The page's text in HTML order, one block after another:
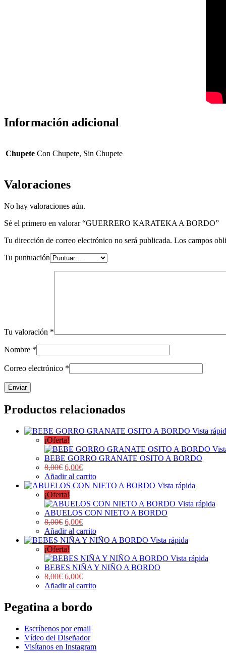
Información adicional
Chupete Con Chupete, Sin Chupete
Valoraciones
No hay valoraciones aún.
Sé el primero en valorar “GUERRERO KARATEKA A BORDO”
Tu dirección de correo electrónico no será publicada. Los campos
Tu puntuación
Tu valoración *
Nombre *
Correo electrónico *
Productos relacionados
Vista
¡Oferta!
BEBE GORRO GRANATE OSITO A BORDO
8,00€ 6,00€
Añadir al carrito
Vista rápida
¡Oferta!
Vista rápida
ABUELOS CON NIETO A BORDO
8,00€ 6,00€
Añadir al carrito
Vista rápida
¡Oferta!
Vista rápida
BEBES NIÑA Y NIÑO A BORDO
8,00€ 6,00€
Añadir al carrito
Pegatina a bordo
Escríbenos por email
Vídeo del Diseñador
Visítanos en Instagram